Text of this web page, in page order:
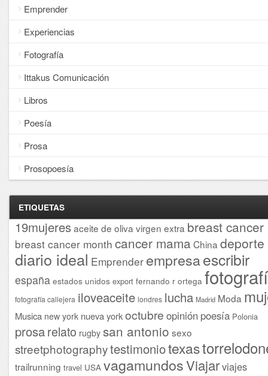
Emprender
Experiencias
Fotografía
Ittakus Comunicación
Libros
Poesía
Prosa
Prosopoesía
ETIQUETAS
19mujeresaceite de oliva virgen extra breast cancer
breast cancer month cancer mama China deporte
diario ideal Emprender empresaescribir
españa estados unidos export fernando r ortega
fotografía callejera iloveaceite londres lucha Madrid Moda
Musica new york nueva yorkoctubre opinión poesía Polonia
prosarelato rugby san antonio sexo
streetphotographytestimoniotexas
trailrunning travel USA vagamundosViajarviajes